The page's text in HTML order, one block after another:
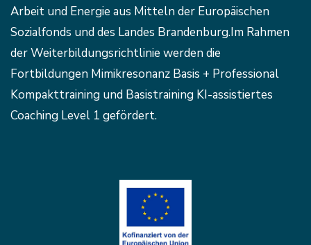
Arbeit und Energie aus Mitteln der Europäischen
Sozialfonds und des Landes Brandenburg.Im Rahmen
der Weiterbildungsrichtlinie werden die
Fortbildungen Mimikresonanz Basis + Professional
Kompakttraining und Basistraining KI-assistiertes
Coaching Level 1 gefördert.